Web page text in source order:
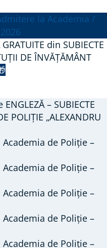
la Academia /
din SUBIECTE
DE ÎNVĂȚĂMÂNT
ENGLEZĂ – SUBIECTE
POLIȚIE „ALEXANDRU
de Poliție –
de Poliție –
de Poliție –
de Poliție –
de Poliție –